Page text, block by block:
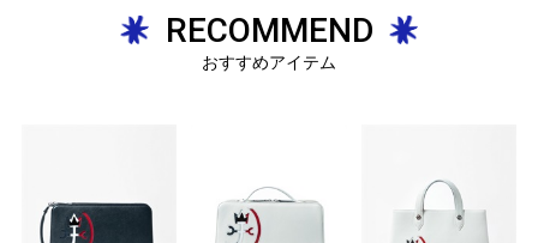
RECOMMEND
おすすめアイテム